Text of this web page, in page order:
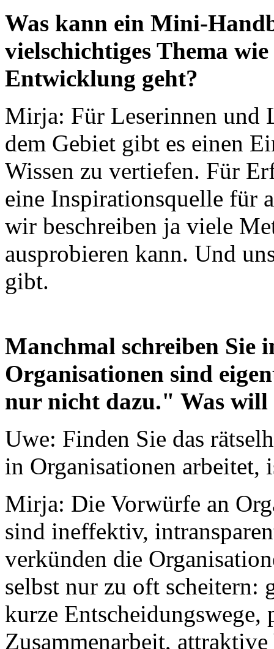
Was kann ein Mini-
vielschichtiges Thema
Entwicklung geht?
Mirja: Für Leserinnen und
dem Gebiet gibt es einen
Wissen zu vertiefen. Für
eine Inspirationsquelle für
wir beschreiben ja viele
ausprobieren kann. Und
gibt.
Manchmal schreiben Sie
Organisationen sind
nur nicht dazu." Was will
Uwe: Finden Sie das
in Organisationen
Mirja: Die Vorwürfe an
sind ineffektiv,
verkünden die
selbst nur zu oft scheitern:
kurze
Zusammenarbeit,